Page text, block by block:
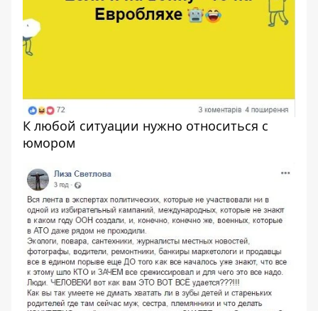
К любой ситуации нужно относиться с
юмором